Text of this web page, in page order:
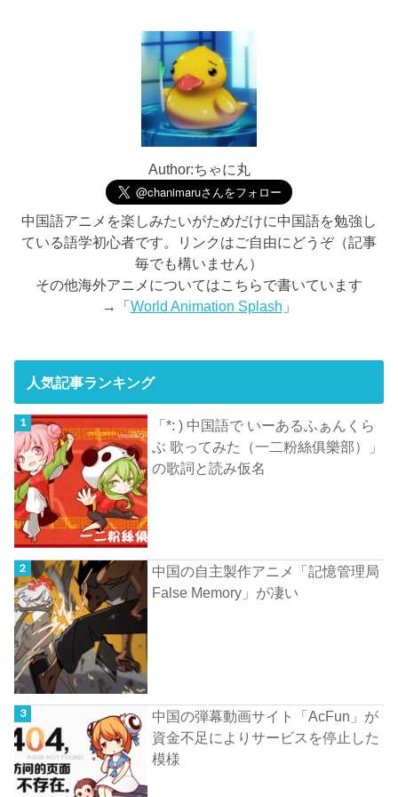
Author:ちゃに丸
中国語アニメを楽しみたいがためだけに中国語を勉強し
ている語学初心者です。リンクはご自由にどうぞ（記事
毎でも構いません）
その他海外アニメについてはこちらで書いています
→「World Animation Splash 」
人気記事ランキング
「*: ) 中国語で いーあるふぁんくら
ぶ 歌ってみた（一二粉絲俱樂部）」
の歌詞と読み仮名
中国の自主製作アニメ「記憶管理局
False Memory」が凄い
中国の弾幕動画サイト「AcFun」が
資金不足によりサービスを停止した
模様